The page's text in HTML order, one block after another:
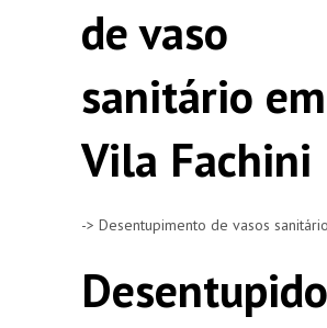
de vaso
sanitário em
Vila Fachini
-> Desentupimento de vasos